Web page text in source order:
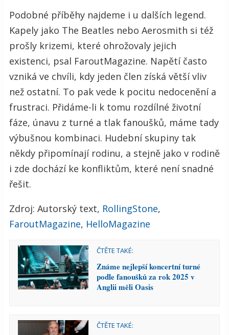
Podobné příběhy najdeme i u dalších legend.
Kapely jako The Beatles nebo Aerosmith si též
prošly krizemi, které ohrožovaly jejich
existenci, psal FaroutMagazine. Napětí často
vzniká ve chvíli, kdy jeden člen získá větší vliv
než ostatní. To pak vede k pocitu nedocenění a
frustraci. Přidáme-li k tomu rozdílné životní
fáze, únavu z turné a tlak fanoušků, máme tady
výbušnou kombinaci. Hudební skupiny tak
někdy připomínají rodinu, a stejně jako v rodině
i zde dochází ke konfliktům, které není snadné
řešit.
Zdroj: Autorský text, RollingStone,
FaroutMagazine, HelloMagazine
ČTĚTE TAKÉ:
Známe nejlepší koncertní turné
podle fanoušků za rok 2025 v
Anglii měli Oasis
ČTĚTE TAKÉ: